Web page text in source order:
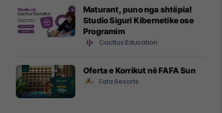
Maturant, puno nga shtëpia!
Studio Siguri Kibernetike ose
Programim
Cacttus Education
Oferta e Korrikut në FAFA Sun
Fafa Resorts